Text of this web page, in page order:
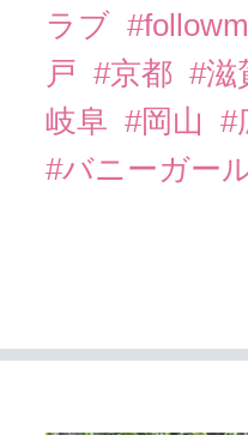
ラブ
戸 #京都 #滋
岐阜 #岡山 #
#バニーガー